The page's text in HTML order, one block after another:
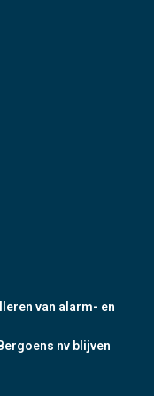
van alarm- en
nv blijven